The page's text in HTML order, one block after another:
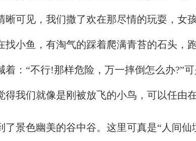
晰可见，我们撒了欢在那尽情的玩耍，女
找小鱼，有淘气的踩着爬满青苔的石头，
着：“不行!那样危险，万一摔倒怎么办?”
得我们就像是刚被放飞的小鸟，可以任由在
了景色幽美的谷中谷。这里可真是“人间仙